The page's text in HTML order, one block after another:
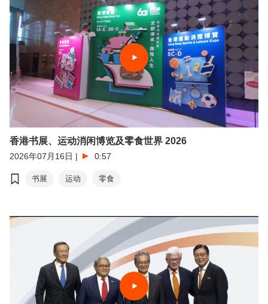
香港书展、运动消闲博览及零食世界 2026
2026年07月16日 | 0:57
书展 运动 零食